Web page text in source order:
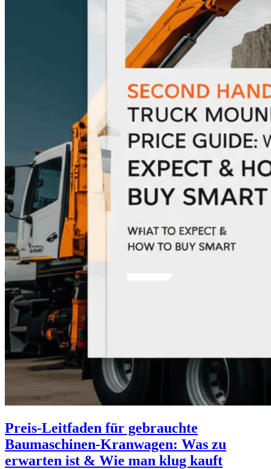
Preis-Leitfaden für gebrauchte
Baumaschinen-Kranwagen: Was zu
erwarten ist & Wie man klug kauft